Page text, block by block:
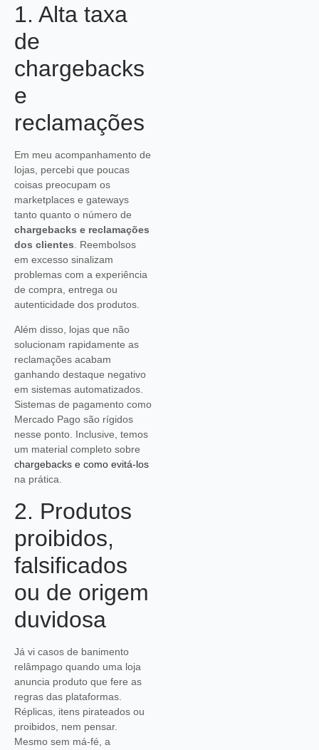
1. Alta taxa
de
chargebacks
e
reclamações
Em meu acompanhamento de
lojas, percebi que poucas
coisas preocupam os
marketplaces e gateways
tanto quanto o número de
chargebacks e reclamações
dos clientes . Reembolsos
em excesso sinalizam
problemas com a experiência
de compra, entrega ou
autenticidade dos produtos.
Além disso, lojas que não
solucionam rapidamente as
reclamações acabam
ganhando destaque negativo
em sistemas automatizados.
Sistemas de pagamento como
Mercado Pago são rígidos
nesse ponto. Inclusive, temos
um material completo sobre
chargebacks e como evitá-los
na prática.
2. Produtos
proibidos,
falsificados
ou de origem
duvidosa
Já vi casos de banimento
relâmpago quando uma loja
anuncia produto que fere as
regras das plataformas.
Réplicas, itens pirateados ou
proibidos, nem pensar.
Mesmo sem má-fé, a